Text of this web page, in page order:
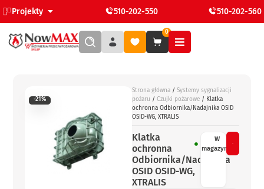
Projekty 510-202-550 510-202-560
0
-21%
Strona główna / Systemy sygnalizacji
pożaru / Czujki pożarowe / Klatka
ochronna Odbiornika/Nadajnika OSID
OSID-WG, XTRALIS
Klatka
ochronna
Odbiornika/Nadajnika
OSID OSID-WG,
XTRALIS
W
magazynie